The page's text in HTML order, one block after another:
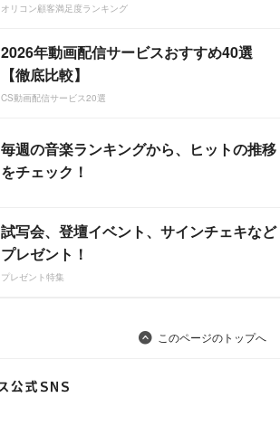
オリコン顧客満足度ランキング
2026年動画配信サービスおすすめ40選
【徹底比較】
CS動画配信サービス20選
毎週の音楽ランキングから、ヒットの推移
をチェック！
試写会、登壇イベント、サインチェキなど
プレゼント！
プレゼント特集
このページのトップへ